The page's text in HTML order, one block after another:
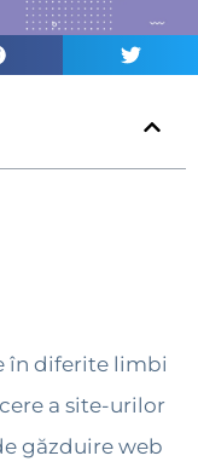
în diferite limbi
a site-urilor
găzduire web